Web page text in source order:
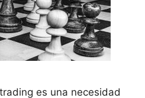
es una necesidad